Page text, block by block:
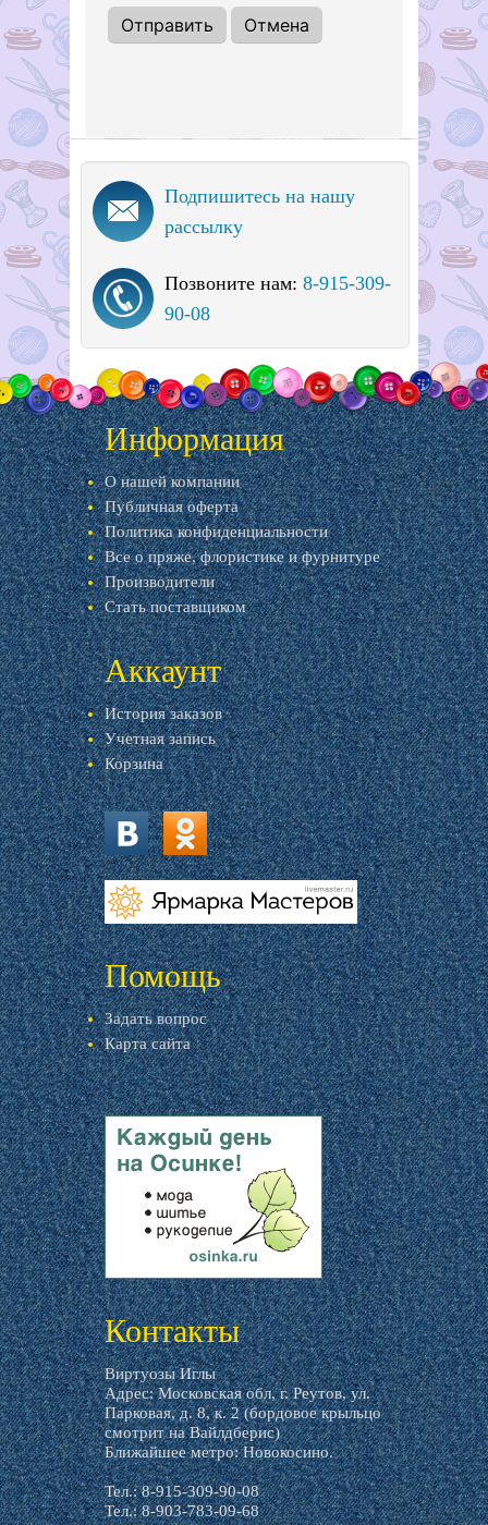
Подпишитесь на нашу
рассылку
Позвоните нам: 8-915-309-
90-08
Информация
О нашей компании
Публичная оферта
Политика конфиденциальности
Все о пряже, флористике и фурнитуре
Производители
Стать поставщиком
Аккаунт
История заказов
Учетная запись
Корзина
vk.com ok.ru
livemaster.ru
Помощь
Задать вопрос
Карта сайта
livemaster.ru
Контакты
Виртуозы Иглы
Адрес: Московская обл, г. Реутов, ул.
Парковая, д. 8, к. 2 (бордовое крыльцо
смотрит на Вайлдберис)
Ближайшее метро: Новокосино.
Тел.: 8-915-309-90-08
Тел.: 8-903-783-09-68